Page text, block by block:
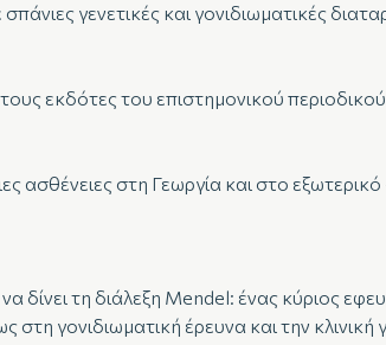
γενετικές και γονιδιωματικές
εκδότες του επιστημονικού
ασθένειες στη Γεωργία και στο
να δίνει τη διάλεξη Mendel: ένας κύριος
γονιδιωματική έρευνα και την κλινική